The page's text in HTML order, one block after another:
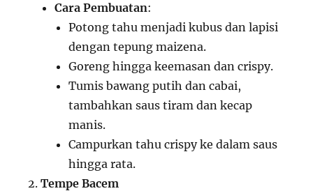
Cara Pembuatan:
Potong tahu menjadi kubus dan lapisi
dengan tepung maizena.
Goreng hingga keemasan dan crispy.
Tumis bawang putih dan cabai,
tambahkan saus tiram dan kecap
manis.
Campurkan tahu crispy ke dalam saus
hingga rata.
Tempe Bacem